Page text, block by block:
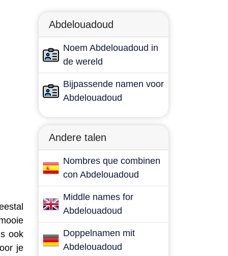
ook
je
Abdelouadoud
Noem Abdelouadoud in
de wereld
Bijpassende namen voor
Abdelouadoud
Andere talen
Nombres que combinen
con Abdelouadoud
Middle names for
Abdelouadoud
Doppelnamen mit
Abdelouadoud